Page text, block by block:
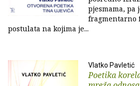
pjesmama, pa
postulata na kojima je...
Vlatko Pavletić
Poetika